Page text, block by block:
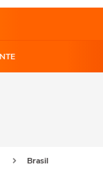
Brasil